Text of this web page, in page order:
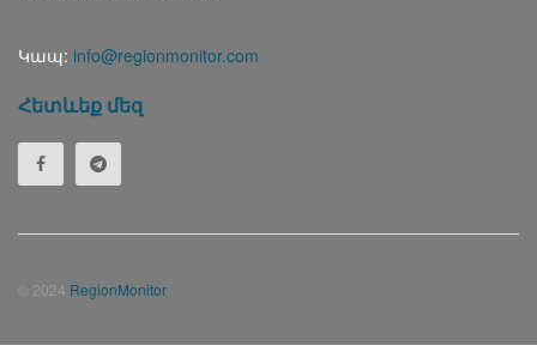
Կապ: info@regionmonitor.com
Հետևեք մեզ
© 2024 RegionMonitor